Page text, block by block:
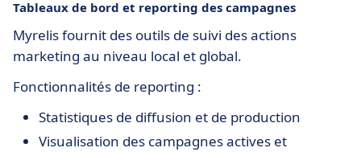
Tableaux de bord et reporting des campagnes
Myrelis fournit des outils de suivi des actions
marketing au niveau local et global.
Fonctionnalités de reporting :
Statistiques de diffusion et de production
Visualisation des campagnes actives et